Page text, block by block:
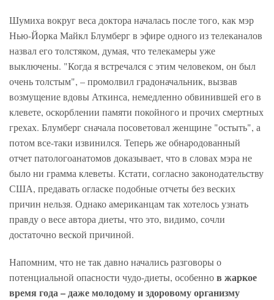
Шумиха вокруг веса доктора началась после того, как мэр
Нью-Йорка Майкл Блумберг в эфире одного из телеканалов
назвал его толстяком, думая, что телекамеры уже
выключены. "Когда я встречался с этим человеком, он был
очень толстым", – промолвил градоначальник, вызвав
возмущение вдовы Аткинса, немедленно обвинившей его в
клевете, оскорблении памяти покойного и прочих смертных
грехах. Блумберг сначала посоветовал женщине "остыть", а
потом все-таки извинился. Теперь же обнародованный
отчет патологоанатомов доказывает, что в словах мэра не
было ни грамма клеветы. Кстати, согласно законодательству
США, предавать огласке подобные отчеты без веских
причин нельзя. Однако американцам так хотелось узнать
правду о весе автора диеты, что это, видимо, сочли
достаточно веской причиной.
Напомним, что не так давно начались разговоры о
потенциальной опасности чудо-диеты, особеннов жаркое
время года – даже молодому и здоровому организму